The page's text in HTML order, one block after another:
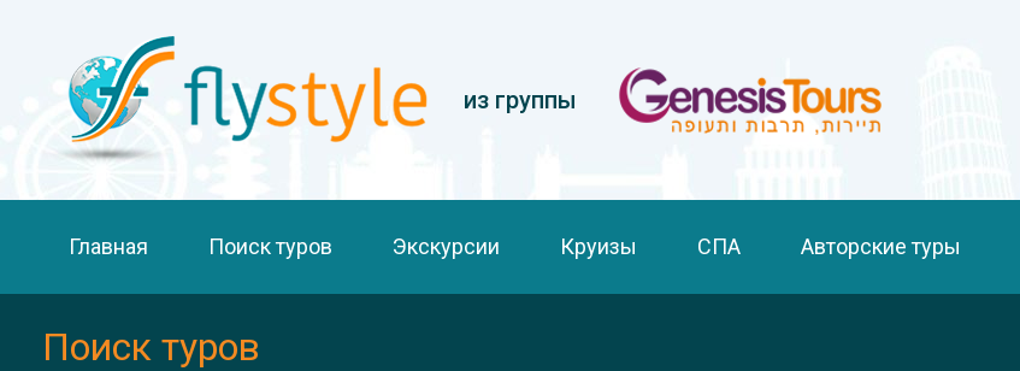
из группы
Главная Поиск туров Экскурсии Круизы СПА Авторские туры
Поиск туров